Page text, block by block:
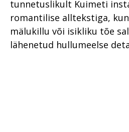
tunnetuslikult Kuimeti
romantilise alltekstiga,
mälukillu või isikliku tõe
lähenetud hullumeelse